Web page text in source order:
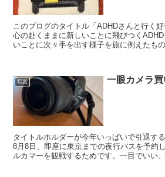
このブログのタイトル「ADHDさんと行く
心の赴くままに新しいことに飛びつく
いことに次々手を出す様子を旅に例えたも
写真 一眼カメラ
タイトルホルダーが今年いっぱいで引退す
8月8日、即座に東京までの夜行バスを予約
ルカマーを観戦するためです。一目でいい